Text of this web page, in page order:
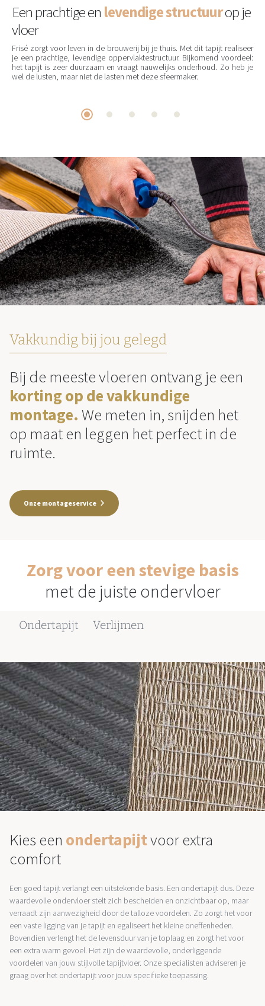
Een prachtige en levendige structuurop je
vloer
Frisé zorgt voor leven in de brouwerij bij je thuis. Met dit tapijt realiseer
je een prachtige, levendige oppervlaktestructuur. Bijkomend voordeel:
het tapijt is zeer duurzaam en vraagt nauwelijks onderhoud. Zo heb je
wel de lusten, maar niet de lasten met deze sfeermaker.
Vakkundig bij jou gelegd
Bij de meeste vloeren ontvang je een
korting op de vakkundige
montage. We meten in, snijden het
op maat en leggen het perfect in de
ruimte.
Onze montageservice
Zorg voor een stevige basis
met de juiste ondervloer
Ondertapijt Verlijmen
Kies een ondertapijtvoor extra
comfort
Een goed tapijt verlangt een uitstekende basis. Een ondertapijt dus. Deze
waardevolle ondervloer stelt zich bescheiden en onzichtbaar op, maar
verraadt zijn aanwezigheid door de talloze voordelen. Zo zorgt het voor
een vaste ligging van je tapijt en egaliseert het kleine oneffenheden.
Bovendien verlengt het de levensduur van je toplaag en zorgt het voor
een extra warm gevoel. Het zijn de waardevolle, onderliggende
voordelen van jouw stijlvolle tapijtvloer. Onze specialisten adviseren je
graag over het ondertapijt voor jouw specifieke toepassing.